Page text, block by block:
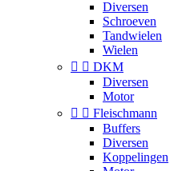
Diversen
Schroeven
Tandwielen
Wielen
  DKM
Diversen
Motor
  Fleischmann
Buffers
Diversen
Koppelingen